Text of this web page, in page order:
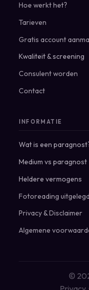
Hoe werkt het?
Tarieven
Gratis account
Kwaliteit & screening
Consulent worden
Contact
INFORMATIE
Wat is een
Medium vs paragnost
Heldere vermogens
Fotoreading uitgelegd
Privacy&Disclaimer
Algemene
©